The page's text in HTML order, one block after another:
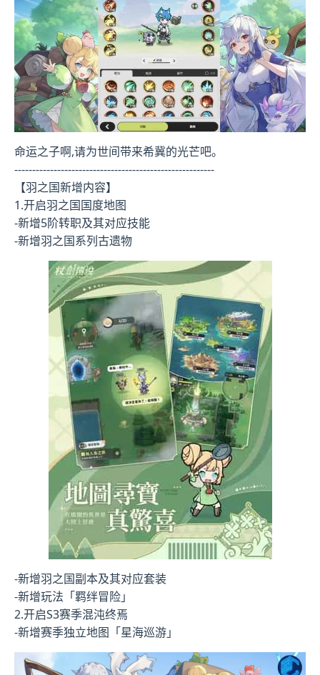
命运之子啊,请为世间带来希冀的光芒吧。
--------------------------------------------------------
【羽之国新增内容】
1.开启羽之国国度地图
-新增5阶转职及其对应技能
-新增羽之国系列古遗物
-新增羽之国副本及其对应套装
-新增玩法「羁绊冒险」
2.开启S3赛季混沌终焉
-新增赛季独立地图「星海巡游」